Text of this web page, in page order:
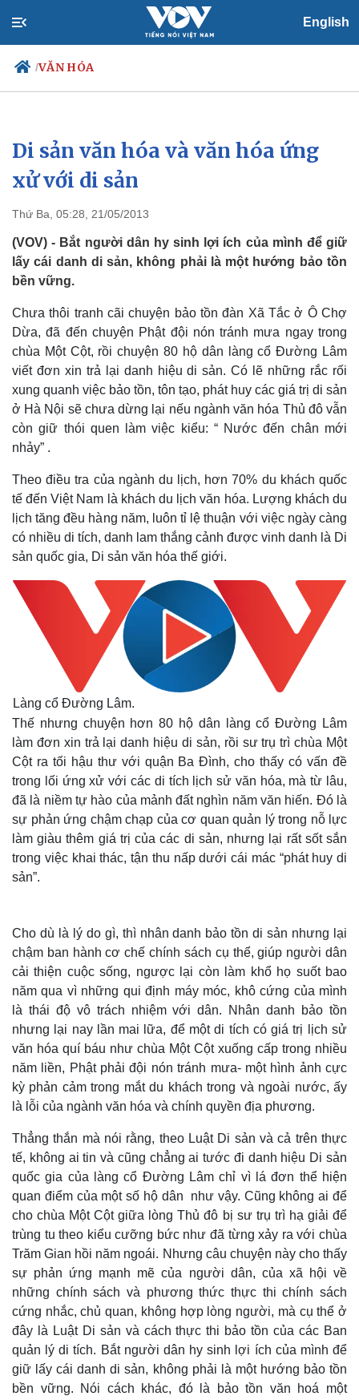
English
/VĂN HÓA
Chính trị
Đảng
Tổ chức nhân sự
Nhận diện sự thật
Xã hội
Việc làm
Biển đảo
Thế giới
Quan sát
Cuộc sống đó đây
Hồ sơ
Multimedia
Video
Ảnh
E-Magazine
Infographic
Di sản văn hóa và văn hóa ứng
xử với di sản
Thứ Ba, 05:28, 21/05/2013
(VOV) - Bắt người dân hy sinh lợi ích của mình để giữ
lấy cái danh di sản, không phải là một hướng bảo tồn
bền vững.
Chưa thôi tranh cãi chuyện bảo tồn đàn Xã Tắc ở Ô Chợ
Dừa, đã đến chuyện Phật đội nón tránh mưa ngay trong
chùa Một Cột, rồi chuyện 80 hộ dân làng cổ Đường Lâm
viết đơn xin trả lại danh hiệu di sản. Có lẽ những rắc rối
xung quanh việc bảo tồn, tôn tạo, phát huy các giá trị di sản
ở Hà Nội sẽ chưa dừng lại nếu ngành văn hóa Thủ đô vẫn
còn giữ thói quen làm việc kiểu: “ Nước đến chân mới
nhảy” .
Theo điều tra của ngành du lịch, hơn 70% du khách quốc
tế đến Việt Nam là khách du lịch văn hóa. Lượng khách du
lịch tăng đều hàng năm, luôn tỉ lệ thuận với việc ngày càng
có nhiều di tích, danh lam thắng cảnh được vinh danh là Di
sản quốc gia, Di sản văn hóa thế giới.
Làng cổ Đường Lâm.
Thế nhưng chuyện hơn 80 hộ dân làng cổ Đường Lâm
làm đơn xin trả lại danh hiệu di sản, rồi sư trụ trì chùa Một
Cột ra tối hậu thư với quận Ba Đình, cho thấy có vấn đề
trong lối ứng xử với các di tích lịch sử văn hóa, mà từ lâu,
đã là niềm tự hào của mảnh đất nghìn năm văn hiến. Đó là
sự phản ứng chậm chạp của cơ quan quản lý trong nỗ lực
làm giàu thêm giá trị của các di sản, nhưng lại rất sốt sắn
trong việc khai thác, tận thu nấp dưới cái mác “phát huy di
sản”.
Cho dù là lý do gì, thì nhân danh bảo tồn di sản nhưng lại
chậm ban hành cơ chế chính sách cụ thể, giúp người dân
cải thiện cuộc sống, ngược lại còn làm khổ họ suốt bao
năm qua vì những qui định máy móc, khô cứng của mình
là thái độ vô trách nhiệm với dân. Nhân danh bảo tồn
nhưng lại nay lần mai lữa, để một di tích có giá trị lịch sử
văn hóa quí báu như chùa Một Cột xuống cấp trong nhiều
năm liền, Phật phải đội nón tránh mưa- một hình ảnh cực
kỳ phản cảm trong mắt du khách trong và ngoài nước, ấy
là lỗi của ngành văn hóa và chính quyền địa phương.
Thẳng thắn mà nói rằng, theo Luật Di sản và cả trên thực
tế, không ai tin và cũng chẳng ai tước đi danh hiệu Di sản
quốc gia của làng cổ Đường Lâm chỉ vì lá đơn thể hiện
quan điểm của một số hộ dân như vậy. Cũng không ai để
cho chùa Một Cột giữa lòng Thủ đô bị sư trụ trì hạ giải để
trùng tu theo kiểu cưỡng bức như đã từng xảy ra với chùa
Trăm Gian hồi năm ngoái. Nhưng câu chuyện này cho thấy
sự phản ứng mạnh mẽ của người dân, của xã hội về
những chính sách và phương thức thực thi chính sách
cứng nhắc, chủ quan, không hợp lòng người, mà cụ thể ở
đây là Luật Di sản và cách thực thi bảo tồn của các Ban
quản lý di tích. Bắt người dân hy sinh lợi ích của mình để
giữ lấy cái danh di sản, không phải là một hướng bảo tồn
bền vững. Nói cách khác, đó là bảo tồn văn hoá một